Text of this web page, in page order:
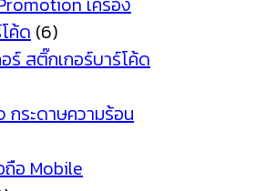
ค้ด(6)
ร์ สติ๊กเกอร์บาร์โค้ด
กระดาษความร้อน
อ Mobile